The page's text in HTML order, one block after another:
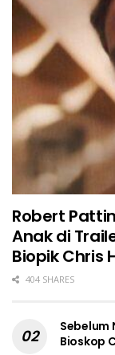
Robert
Anak di
Biopik Chris
404 SHARES
Sebelum
Bioskop